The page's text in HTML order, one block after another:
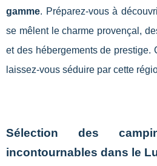
gamme. Préparez-vous à
se mêlent le charme provençal,
et des hébergements de prestige.
laissez-vous séduire par cette
Sélection des
incontournables dans le